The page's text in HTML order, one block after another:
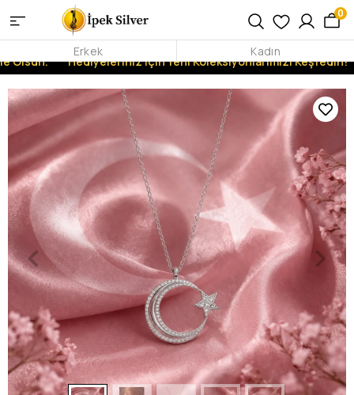
Hediyeleriniz İçin Yeni Koleksiyonlarımızı Keşfedin!
0
Erkek Kadın